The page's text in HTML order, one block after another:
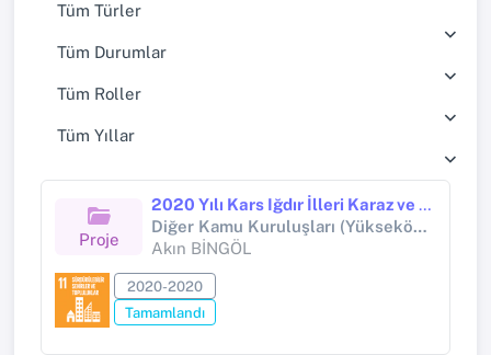
Tüm Türler
Tüm Durumlar
Tüm Roller
Tüm Yıllar
Proje
2020 Yılı Kars Iğdır İlleri Karaz ve Urartu Dönemlerine Ait Yerleşim Yerlerinin Tespiti (Proje No: YA01763601 (2020)
Diğer Kamu Kuruluşları (Yükseköğretim Kurumları Hariç) (Diğer kamu kuruluşları (Yükseköğretim Kurumları hariç))
Akın BİNGÖL
2020-2020
Tamamlandı